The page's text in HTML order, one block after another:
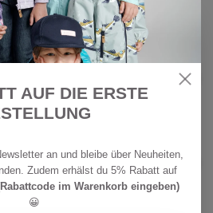
39,90
Schwimmflügel 0-2
CHF
13,90
AUF DIE ERSTE
an und bleibe über Neuheiten,
Zudem erhälst du 5% Rabatt auf
im Warenkorb eingeben)
😀